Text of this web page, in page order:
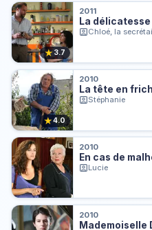
★3.7
2011
La délicatesse
Chloé, la
★4.0
2010
La tête en
Stéphanie
2010
En cas de
Lucie
2010
Mademoiselle